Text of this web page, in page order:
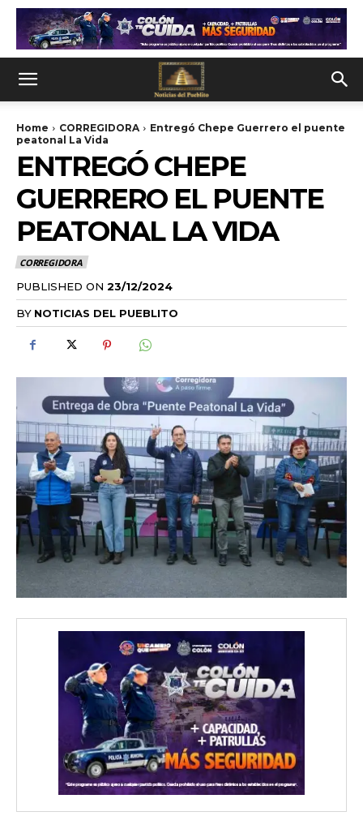
Home CORREGIDORA
Entregó Chepe Guerrero el puente
peatonal La Vida
ENTREGÓ CHEPE
GUERRERO EL PUENTE
PEATONAL LA VIDA
CORREGIDORA
PUBLISHED ON 23/12/2024
BY NOTICIAS DEL PUEBLITO